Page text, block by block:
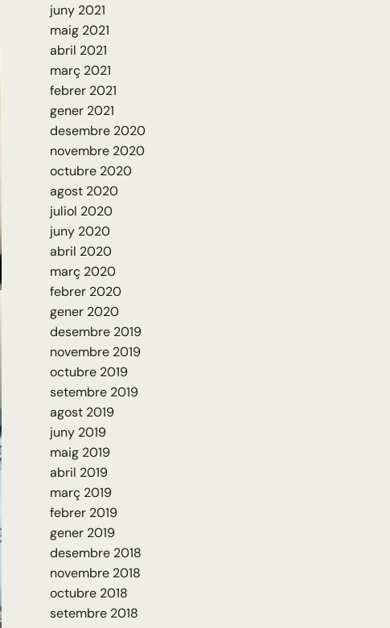
juny 2021
maig 2021
abril 2021
març 2021
febrer 2021
gener 2021
desembre 2020
novembre 2020
octubre 2020
agost 2020
juliol 2020
juny 2020
abril 2020
març 2020
febrer 2020
gener 2020
desembre 2019
novembre 2019
octubre 2019
setembre 2019
agost 2019
juny 2019
maig 2019
abril 2019
març 2019
febrer 2019
gener 2019
desembre 2018
novembre 2018
octubre 2018
setembre 2018